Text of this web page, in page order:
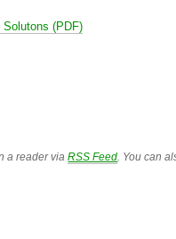
Solutons (PDF)
a reader viaRSS Feed. You can